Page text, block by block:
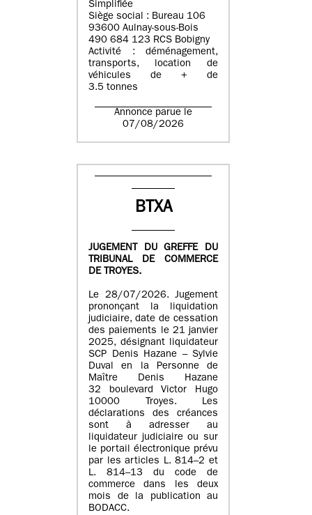
Simplifiée
Siège social : Bureau 106
93600 Aulnay-sous-Bois
490 684 123 RCS Bobigny
Activité : déménagement,
transports, location de
véhicules de + de
3.5 tonnes
Annonce parue le
07/08/2026
BTXA
JUGEMENT DU GREFFE DU
TRIBUNAL DE COMMERCE
DE TROYES.
Le 28/07/2026. Jugement
prononçant la liquidation
judiciaire, date de cessation
des paiements le 21 janvier
2025, désignant liquidateur
SCP Denis Hazane – Sylvie
Duval en la Personne de
Maître Denis Hazane
32 boulevard Victor Hugo
10000 Troyes. Les
déclarations des créances
sont à adresser au
liquidateur judiciaire ou sur
le portail électronique prévu
par les articles L. 814–2 et
L. 814–13 du code de
commerce dans les deux
mois de la publication au
BODACC.